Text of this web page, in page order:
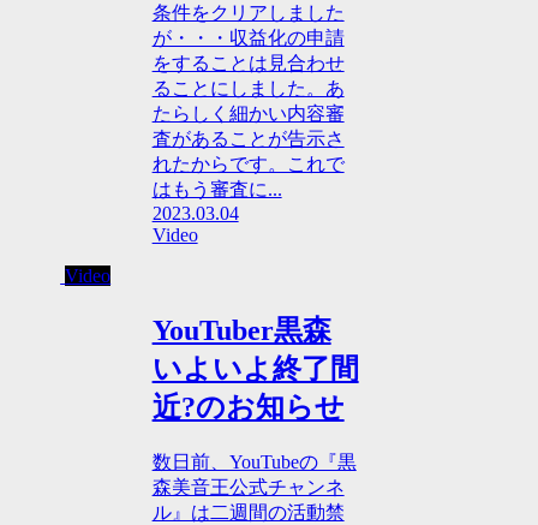
条件をクリアしました
が・・・収益化の申請
をすることは見合わせ
ることにしました。あ
たらしく細かい内容審
査があることが告示さ
れたからです。これで
はもう審査に...
2023.03.04
Video
Video
YouTuber黒森
いよいよ終了間
近?のお知らせ
数日前、YouTubeの『黒
森美音王公式チャンネ
ル』は二週間の活動禁